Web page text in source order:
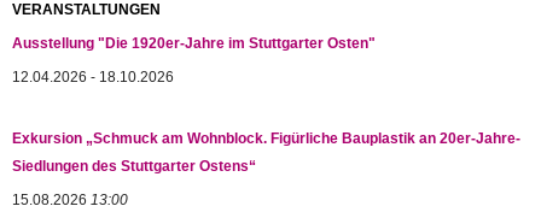
Lebensgeschichten,
VERANSTALTUNGEN
Ausstellung "Die 1920er-Jahre im Stuttgarter Osten"
12.04.2026 - 18.10.2026
Exkursion „Schmuck am Wohnblock. Figürliche Bauplastik an 20er-Jahre-
Siedlungen des Stuttgarter Ostens“
15.08.2026 13:00